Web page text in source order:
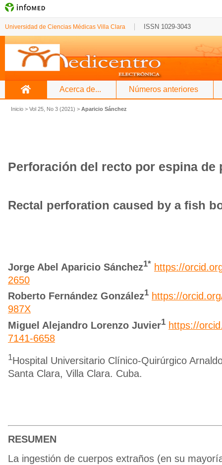
Universidad de Ciencias Médicas Villa Clara ISSN 1029-3043
Acerca de... Números anteriores
Inicio > Vol 25, No 3 (2021) > Aparicio Sánchez
Perforación del recto por espina de
Rectal perforation caused by a fish
Jorge Abel Aparicio Sánchez1* https://
2650
Roberto Fernández González1 https://
987X
Miguel Alejandro Lorenzo Juvier1 https://
7141-6658
1Hospital Universitario Clínico-Quirúrgico
Santa Clara, Villa Clara. Cuba.
RESUMEN
La ingestión de cuerpos extraños (en su